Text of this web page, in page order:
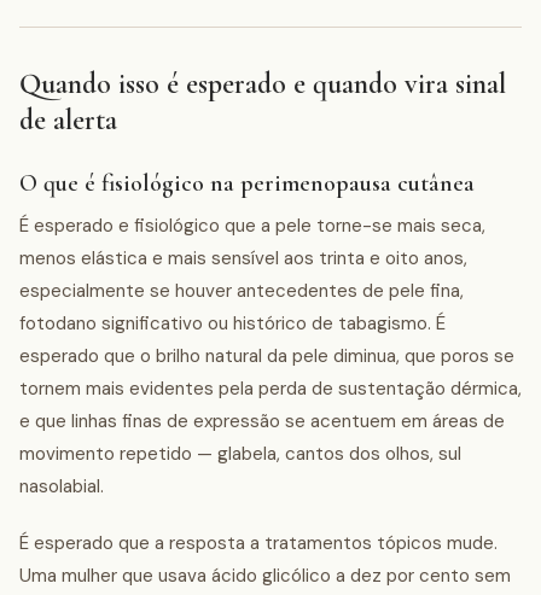
Quando isso é esperado e quando vira sinal
de alerta
O que é fisiológico na perimenopausa cutânea
É esperado e fisiológico que a pele torne-se mais seca,
menos elástica e mais sensível aos trinta e oito anos,
especialmente se houver antecedentes de pele fina,
fotodano significativo ou histórico de tabagismo. É
esperado que o brilho natural da pele diminua, que poros se
tornem mais evidentes pela perda de sustentação dérmica,
e que linhas finas de expressão se acentuem em áreas de
movimento repetido — glabela, cantos dos olhos, sul
nasolabial.
É esperado que a resposta a tratamentos tópicos mude.
Uma mulher que usava ácido glicólico a dez por cento sem